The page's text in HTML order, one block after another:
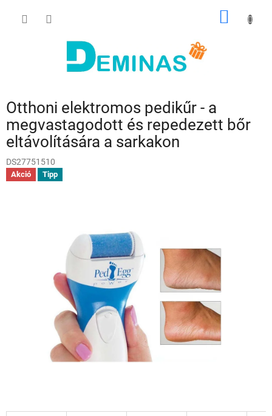
KOSÁR
Otthoni elektromos pedikűr - a
megvastagodott és repedezett bőr
eltávolítására a sarkakon
DS27751510
Akció Tipp